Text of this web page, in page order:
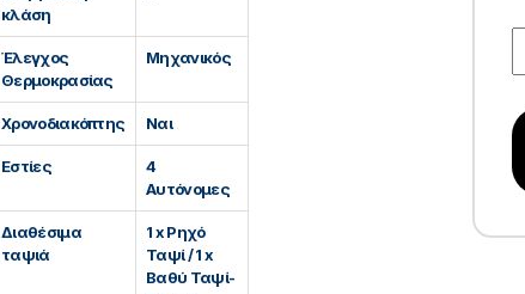
κλάση
Έλεγχος
Θερμοκρασίας
Μηχανικός
Χρονοδιακόπτης Ναι
Εστίες
4
Αυτόνομες
Διαθέσιμα
ταψιά
1 x Ρηχό
Ταψί / 1 x
Βαθύ Ταψί-